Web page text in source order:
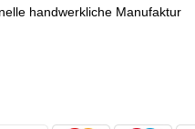
handwerkliche Manufaktur